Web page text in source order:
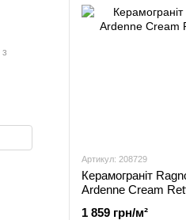
Артикул: 208729
Керамограніт
Ardenne Cream
1 859 грн/м²
3